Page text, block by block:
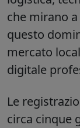
che mirano
questo
mercato
digitale
Le
circa cinque